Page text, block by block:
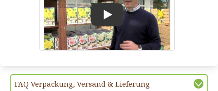
FAQ Verpackung, Versand & Lieferung